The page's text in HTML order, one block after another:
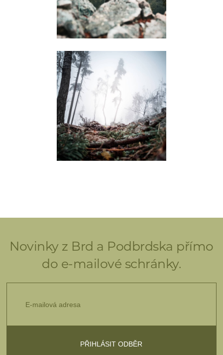
Novinky z Brd a Podbrdska přímo
do e-mailové schránky.